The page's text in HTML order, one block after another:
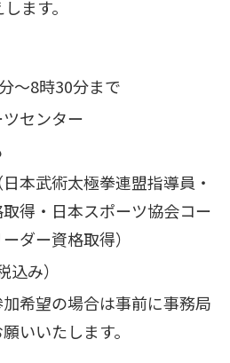
ます。
～8時30分まで
センター
本武術太極拳連盟指導員・
得・日本スポーツ協会コー
ダー資格取得）
込み）
希望の場合は事前に事務局
いいたします。